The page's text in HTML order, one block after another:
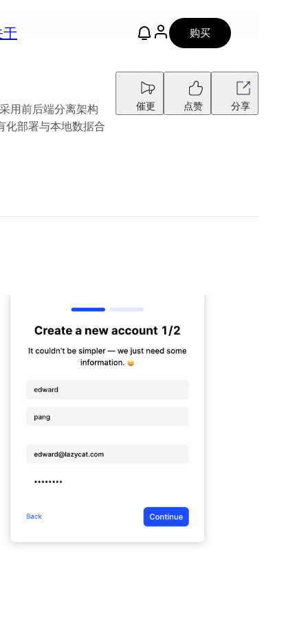
于 购买
用前后端分离架构
化部署与本地数据合
催更 点赞 分享